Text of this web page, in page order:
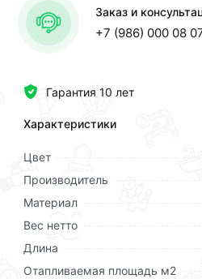
Гарантия 10 лет
Характеристики
Цвет
Производитель
Материал
Вес нетто
Длина
Отапливаемая площадь м2
Заказ и
+7 (986) 000 08